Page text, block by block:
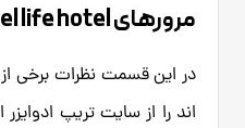
مرورهای actuel life hotel
در این قسمت نظرات برخی
اند را از سایت تریپ